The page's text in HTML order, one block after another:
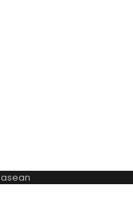
asean